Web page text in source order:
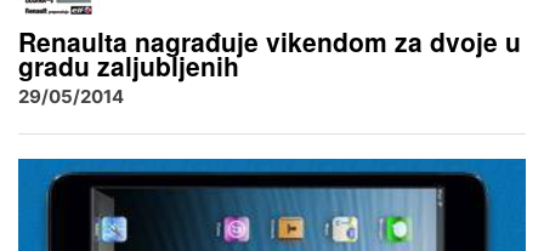
Renaulta nagrađuje vikendom za dvoje u
gradu zaljubljenih
29/05/2014